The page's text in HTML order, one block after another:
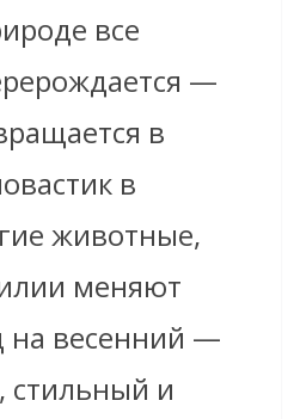
все
—
в
в
животные,
меняют
на весенний —
стильный и